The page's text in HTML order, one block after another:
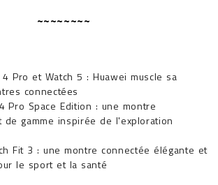
~~~~~~~~
Pro et Watch 5 : Huawei muscle sa
connectées
Pro Space Edition : une montre
de gamme inspirée de l'exploration
Fit 3 : une montre connectée élégante et
le sport et la santé